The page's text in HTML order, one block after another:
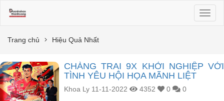
Trang chủ
Hiệu Quả Nhất
CHÀNG TRAI 9X KHỞI NGHIỆP VỚI
TÌNH YÊU HỘI HỌA MÃNH LIỆT
Khoa Ly 11-11-2022 4352 0 0